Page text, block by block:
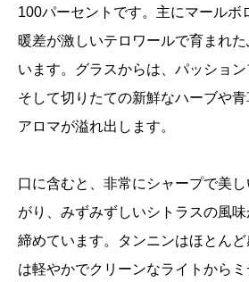
100パーセントです。主にマールボ
暖差が激しいテロワールで育まれ
います。グラスからは、パッション
そして切りたての新鮮なハーブや
アロマが溢れ出します。
口に含むと、非常にシャープで美
がり、みずみずしいシトラスの風
締めています。タンニンはほとん
は軽やかでクリーンなライトから